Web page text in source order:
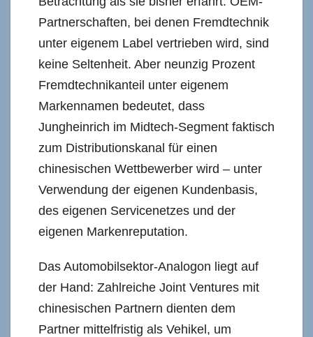
Partnerschaften, bei denen Fremdtechnik
unter eigenem Label vertrieben wird, sind
keine Seltenheit. Aber neunzig Prozent
Fremdtechnikanteil unter eigenem
Markennamen bedeutet, dass
Jungheinrich im Midtech-Segment faktisch
zum Distributionskanal für einen
chinesischen Wettbewerber wird – unter
Verwendung der eigenen Kundenbasis,
des eigenen Servicenetzes und der
eigenen Markenreputation.
Das Automobilsektor-Analogon liegt auf
der Hand: Zahlreiche Joint Ventures mit
chinesischen Partnern dienten dem
Partner mittelfristig als Vehikel, um